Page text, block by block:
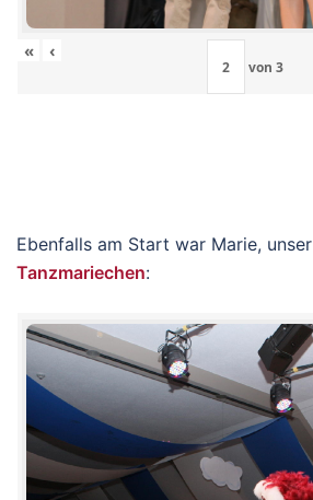
« ‹
von 3
Ebenfalls am Start war Marie, unser
Tanzmariechen: